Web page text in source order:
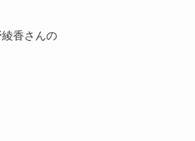
香さんの